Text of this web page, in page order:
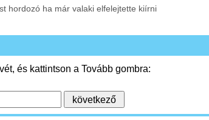
hordozó ha már valaki elfelejtette kiírni
és kattintson a Tovább gombra: